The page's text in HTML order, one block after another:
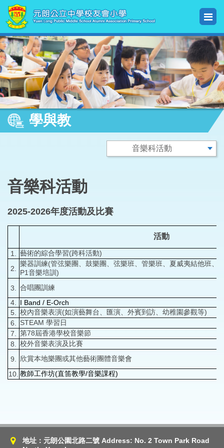
學與教
音樂科活動
2025-2026年度活動及比賽
活動
1. 藝術的綜合學習(跨科活動)
2.
樂器訓練(管弦樂團、鼓樂團、弦樂班、管樂班、夏威夷結他班、
P1音樂培訓)
3. 合唱團訓練
4. I Band / E-Orch
5. 校內音樂表演(如演藝舞台、匯演、外賓到訪、幼稚園參觀等)
6. STEAM 學習日
7. 第78屆香港學校音樂節
8. 校外音樂表演及比賽
9. 欣賞本地樂團或其他藝術團體音樂會
10. 教師工作坊(直笛教學/音樂課程)
地址：元朗公園北路二號 Address: No. 2 Town Park Road